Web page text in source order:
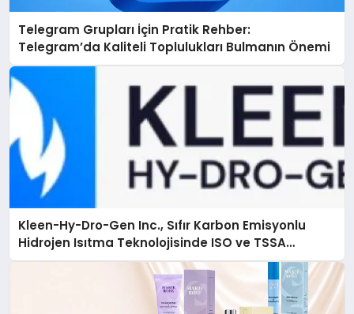
Telegram Grupları İçin Pratik Rehber:
Telegram’da Kaliteli Toplulukları Bulmanın Önemi
Kleen-Hy-Dro-Gen Inc., Sıfır Karbon Emisyonlu
Hidrojen Isıtma Teknolojisinde ISO ve TSSA
Düzenleyici Onaylarını Aldı